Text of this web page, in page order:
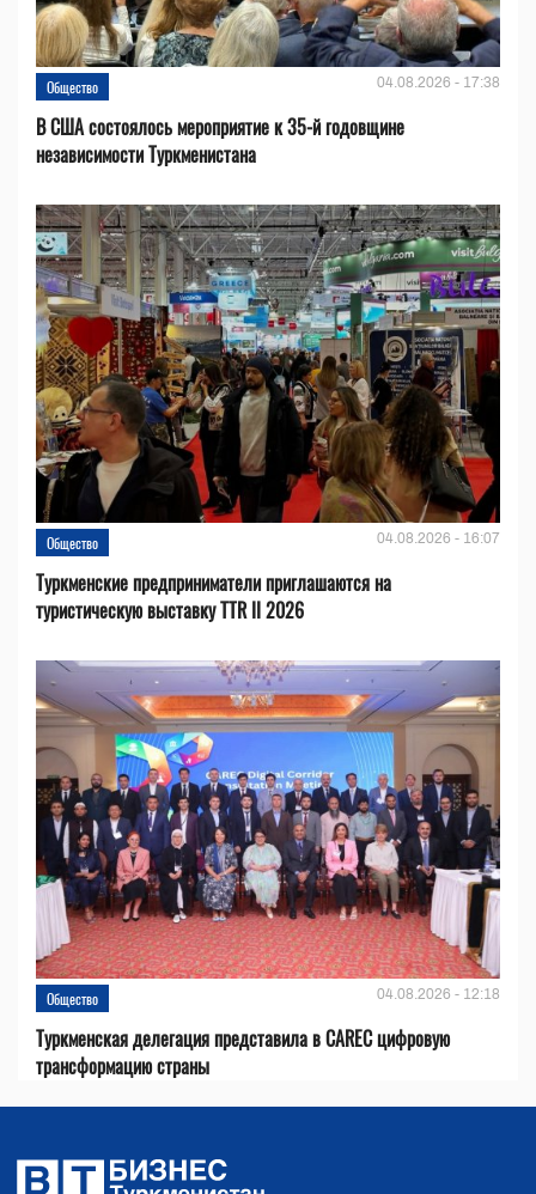
Общество 04.08.2026 - 17:38
В США состоялось мероприятие к 35-й годовщине
независимости Туркменистана
Общество 04.08.2026 - 16:07
Туркменские предприниматели приглашаются на
туристическую выставку TTR II 2026
Общество 04.08.2026 - 12:18
Туркменская делегация представила в CAREC цифровую
трансформацию страны